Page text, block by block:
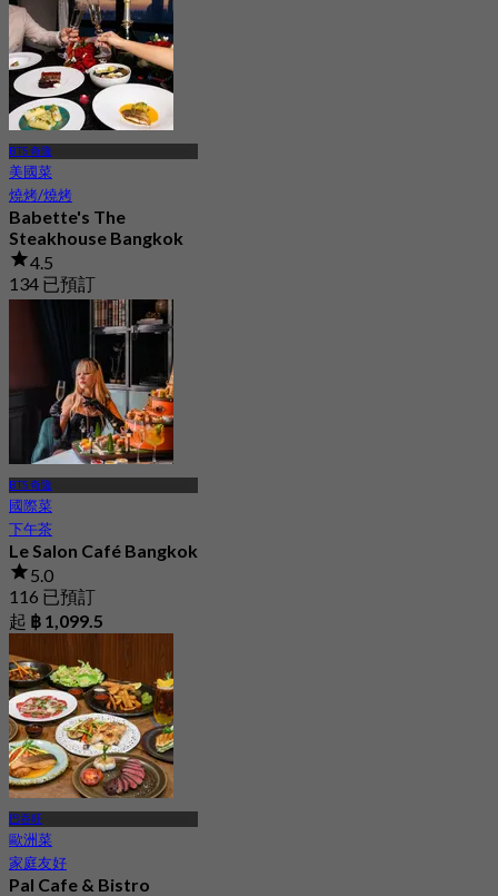
起฿ 499.75
BTS 奇隆
美國菜
燒烤/燒烤
Babette's The
Steakhouse Bangkok
4.5
134 已預訂
BTS 奇隆
國際菜
下午茶
Le Salon Café Bangkok
5.0
116 已預訂
起 ฿ 1,099.5
巴吞旺
歐洲菜
家庭友好
Pal Cafe & Bistro